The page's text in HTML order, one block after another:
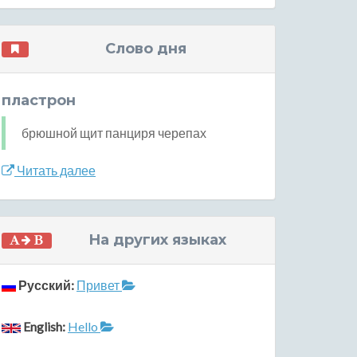
Слово дня
пластрон
брюшной щит панциря черепах
Читать далее
На других языках
Русский: Привет
English: Hello